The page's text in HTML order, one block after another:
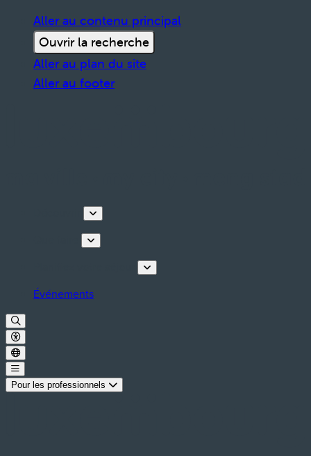
Aller au contenu principal
Ouvrir la recherche
Aller au plan du site
Aller au footer
Événements
Pour les professionnels